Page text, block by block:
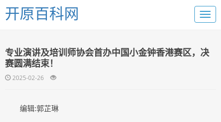
开原百科网
专业演讲及培训师协会首办中国小金钟香港赛区，决
赛圆满结束！
2025-02-26
编辑:郭芷琳